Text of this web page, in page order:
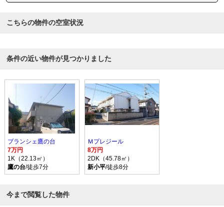
こちらの物件の空室状況
条件の近い物件が見つかりました
ブランシェ鷹の台
7万円
1K（22.13㎡）
鷹の台/徒歩7分
Ｍプレジール
8万円
2DK（45.78㎡）
新小平/徒歩8分
今まで閲覧した物件